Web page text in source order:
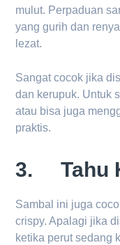
mulut. Perpaduan
yang gurih dan
lezat.
Sangat cocok jika
dan kerupuk. Untuk
atau bisa juga
praktis.
3. Tahu
Sambal ini juga
crispy. Apalagi jika
ketika perut sedang